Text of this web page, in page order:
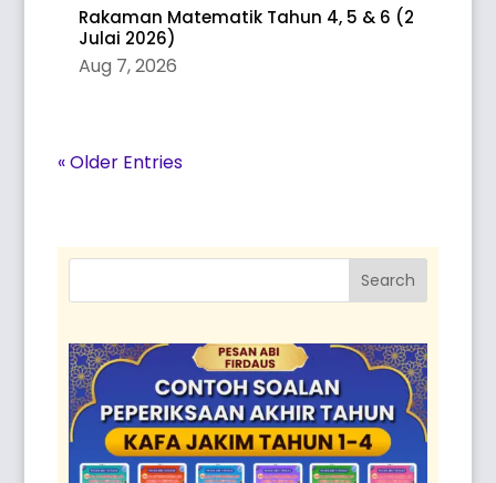
Rakaman Matematik Tahun 4, 5 & 6 (2
Julai 2026)
Aug 7, 2026
« Older Entries